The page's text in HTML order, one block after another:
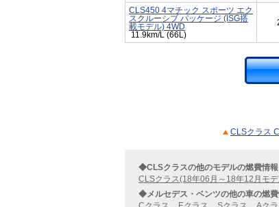
CLS450 4マチック スポーツ エク
スクルーシブ パッケージ (ISG搭
載モデル) 4WD
11.9km/L (66L)
CLSクラス
◆CLSクラスの他のモデルの燃費情報
CLSクラス(18年06月～18年12月モ
◆メルセデス・ベンツの他の車の燃費